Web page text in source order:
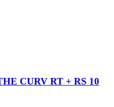
CURV RT + RS 10